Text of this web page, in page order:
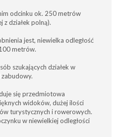
odcinku ok. 250 metrów
działek polną).
jest, niewielka odległość
metrów.
szukających działek w
się przedmiotowa
widoków, dużej ilości
turystycznych i rowerowych.
w niewielkiej odległości